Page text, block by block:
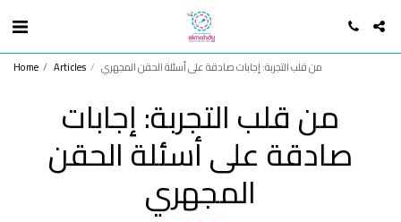
Home Articles من قلب التجربة: إجابات صادقة على أسئلة الحقن المجهري
من قلب التجربة: إجابات
صادقة على أسئلة الحقن
المجهري